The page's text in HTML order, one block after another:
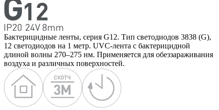
Бактерицидные ленты, серия G12. Тип светодиодов 3838 (G),
12 светодиодов на 1 метр. UVC-лента с бактерицидной
длиной волны 270–275 нм. Применяется для обеззараживания
воздуха и различных поверхностей.